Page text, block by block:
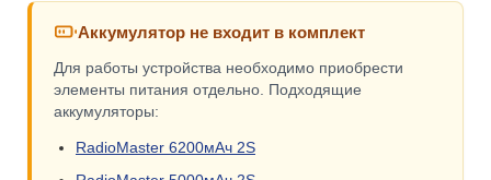
Аккумулятор не входит в комплект
Для работы устройства необходимо приобрести
элементы питания отдельно. Подходящие
аккумуляторы:
RadioMaster 6200мАч 2S